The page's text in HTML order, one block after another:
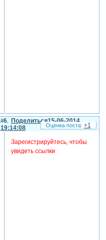
Поделиться
6
15-06-2014
19:14:08
Зарегистрируйтесь, чтобы
увидеть ссылки
+1